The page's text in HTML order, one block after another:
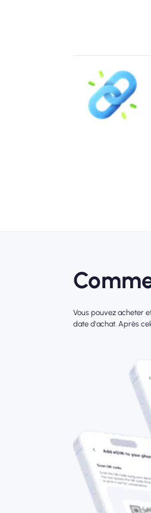
Sautez les files
Activez
de votre appareil
Obtenez en ligne
Vous pouvez acheter
date d'achat. Après